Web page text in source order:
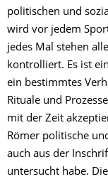
politischen und
wird vor jedem
jedes Mal stehen
kontrolliert. Es ist
ein bestimmtes
Rituale und
mit der Zeit
Römer politische
auch aus der
untersucht habe.